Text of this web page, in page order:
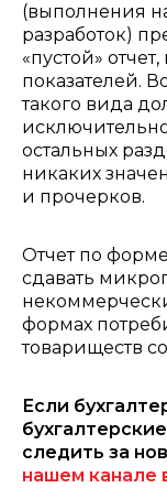
(выполнения
разработок)
«пустой»
показателей.
такого вида
остальных
никаких
и прочерков.
Отчет по
сдавать
формах
товариществ
Если
следить за
нашем канале